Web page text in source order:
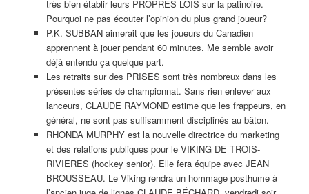
très bien établir leurs PROPRES LOIS sur la patinoire.
Pourquoi ne pas écouter l’opinion du plus grand joueur?
P.K. SUBBAN aimerait que les joueurs du Canadien
apprennent à jouer pendant 60 minutes. Me semble avoir
déjà entendu ça quelque part.
Les retraits sur des PRISES sont très nombreux dans les
présentes séries de championnat. Sans rien enlever aux
lanceurs, CLAUDE RAYMOND estime que les frappeurs, en
général, ne sont pas suffisamment disciplinés au bâton.
RHONDA MURPHY est la nouvelle directrice du marketing
et des relations publiques pour le VIKING DE TROIS-
RIVIÈRES (hockey senior). Elle fera équipe avec JEAN
BROUSSEAU. Le Viking rendra un hommage posthume à